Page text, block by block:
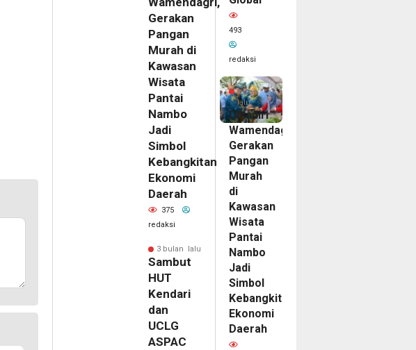
Gerakan
Pangan
Murah di
Kawasan
Wisata
Pantai
Nambo
Jadi
Simbol
Kebangkitan
Ekonomi
Daerah
375
redaksi
3 bulan lalu
Sambut
HUT
Kendari
dan
UCLG
ASPAC
493
redaksi
2
bulan
lalu
Dihadiri
Wamendagri,
Gerakan
Pangan
Murah
di
Kawasan
Wisata
Pantai
Nambo
Jadi
Simbol
Kebangkitan
Ekonomi
Daerah